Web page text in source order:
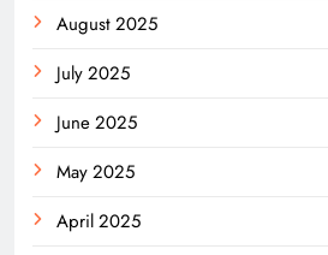
August 2025
July 2025
June 2025
May 2025
April 2025